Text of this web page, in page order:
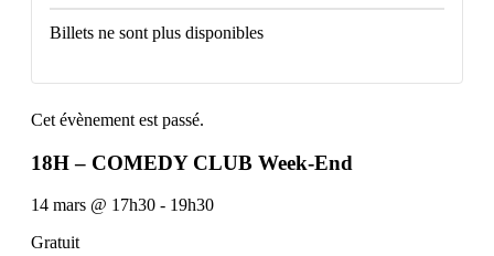
Billets ne sont plus disponibles
Cet évènement est passé.
18H – COMEDY CLUB Week-End
14 mars @ 17h30 - 19h30
Gratuit